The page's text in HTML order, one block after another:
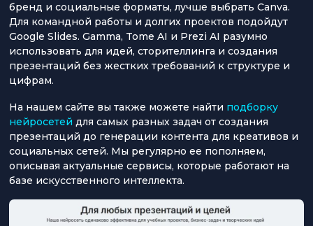
бренд и социальные форматы, лучше выбрать Canva.
Для командной работы и долгих проектов подойдут
Google Slides. Gamma, Tome AI и Prezi AI разумно
использовать для идей, сторителлинга и создания
презентаций без жестких требований к структуре и
цифрам.
На нашем сайте вы также можете найти подборку
нейросетей для самых разных задач от создания
презентаций до генерации контента для креативов и
социальных сетей. Мы регулярно ее пополняем,
описывая актуальные сервисы, которые работают на
базе искусственного интеллекта.